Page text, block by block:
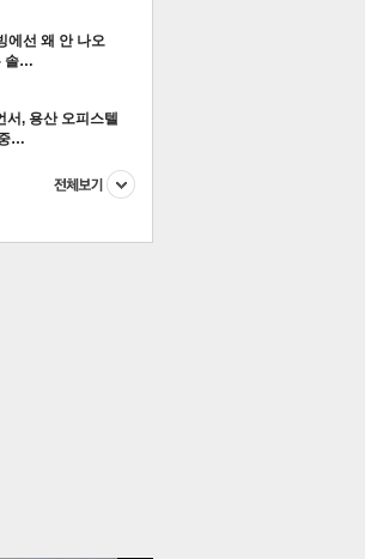
에선 왜 안 나오
솔…
서, 용산 오피스텔
…